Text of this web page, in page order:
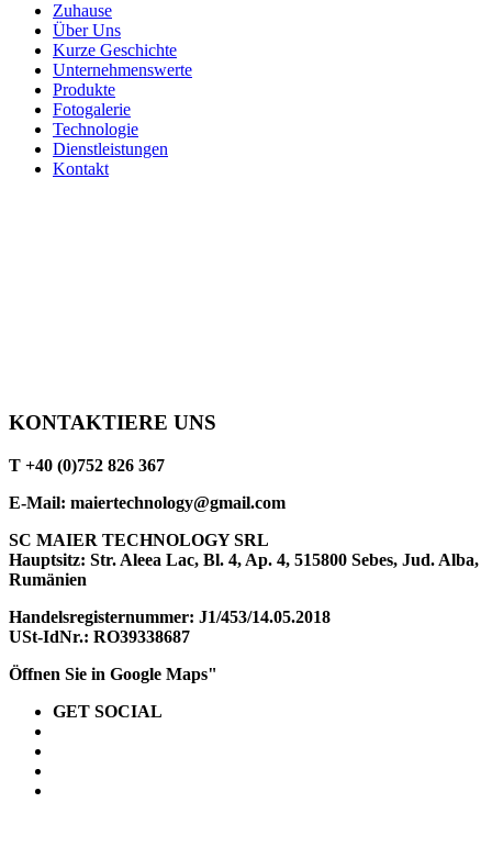
Zuhause
Über Uns
Kurze Geschichte
Unternehmenswerte
Produkte
Fotogalerie
Technologie
Dienstleistungen
Kontakt
KONTAKTIERE UNS
T +40 (0)752 826 367
E-Mail: maiertechnology@gmail.com
SC MAIER TECHNOLOGY SRL
Hauptsitz: Str. Aleea Lac, Bl. 4, Ap. 4, 515800 Sebes, Jud. Alba,
Rumänien
Handelsregisternummer: J1/453/14.05.2018
USt-IdNr.: RO39338687
Öffnen Sie in Google Maps"
GET SOCIAL